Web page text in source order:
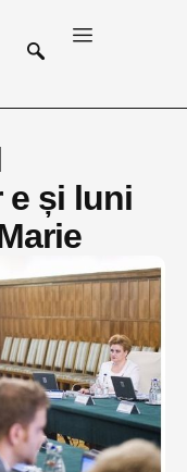
e și luni